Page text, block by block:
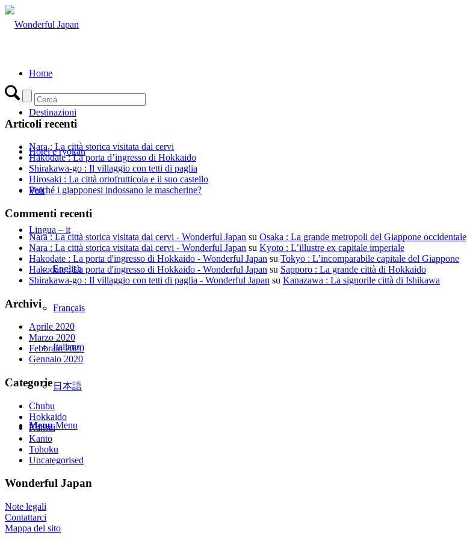
Home
Destinazioni
Hotel e ryokan
Voli
Lingua – it
English
Français
Italiano
日本語
Menu Menu
Articoli recenti
Nara : La città storica visitata dai cervi
Hakodate : La porta d’ingresso di Hokkaido
Shirakawa-go : Il villaggio con tetti di paglia
Hirosaki : La città ortofrutticola e il suo castello
Perché i giapponesi indossano le mascherine?
Commenti recenti
Nara : La città storica visitata dai cervi - Wonderful Japan su Osaka : La grande metropoli del Giappone occidentale
Nara : La città storica visitata dai cervi - Wonderful Japan su Kyoto : L’illustre ex capitale imperiale
Hakodate : La porta d'ingresso di Hokkaido - Wonderful Japan su Tokyo : L’incomparabile capitale del Giappone
Hakodate : La porta d'ingresso di Hokkaido - Wonderful Japan su Sapporo : La grande città di Hokkaido
Shirakawa-go : Il villaggio con tetti di paglia - Wonderful Japan su Kanazawa : La signorile città di Ishikawa
Archivi
Aprile 2020
Marzo 2020
Febbraio 2020
Gennaio 2020
Categorie
Chubu
Hokkaido
Kansai
Kanto
Tohoku
Uncategorised
Wonderful Japan
Note legali
Contattarci
Mappa del sito